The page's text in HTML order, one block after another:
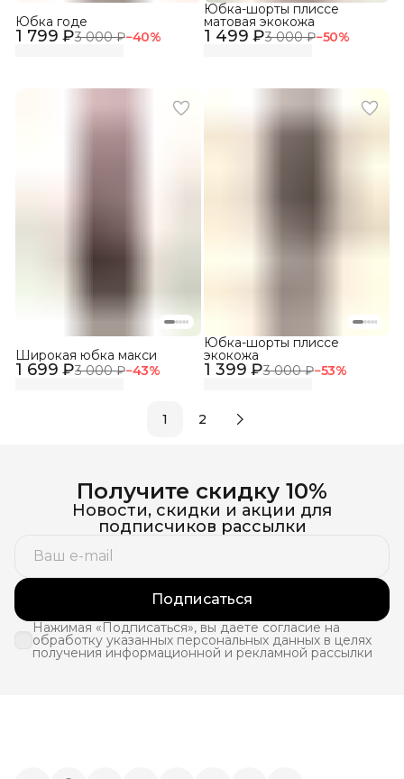
1 799 ₽3 000 ₽−40%
Юбка годе
1 499 ₽3 000 ₽−50%
Юбка-шорты плиссе
матовая экокожа
1 699 ₽3 000 ₽−43%
Широкая юбка макси
1 399 ₽3 000 ₽−53%
Юбка-шорты плиссе
экокожа
1 2
Получите скидку 10%
Новости, скидки и акции для
подписчиков рассылки
Подписаться
Нажимая «Подписаться», вы даете согласие на
обработку указанных персональных данных в целях
получения информационной и рекламной рассылки